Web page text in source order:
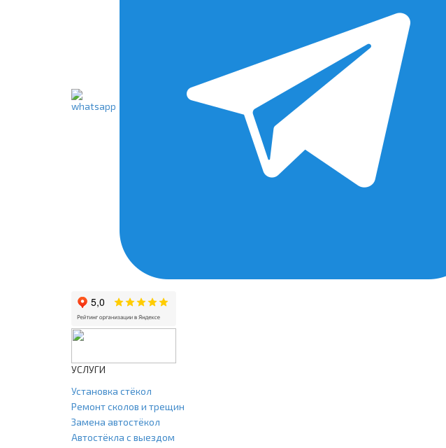
УСЛУГИ
Установка стёкол
Ремонт сколов и трещин
Замена автостёкол
Автостёкла с выездом